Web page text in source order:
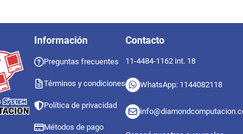
Información
Preguntas frecuentes
Términos y condiciones
Política de privacidad
Métodos de pago
Contacto
11-4484-1162 int. 18
WhatsApp: 1144082118